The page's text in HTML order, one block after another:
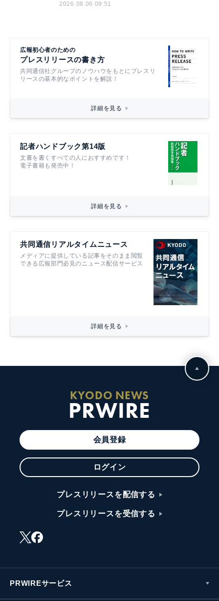
2026.08.06 09:51
広報初心者のための
プレスリリースの書き方
共同通信社グループのノウハウをもとにプレスリ
リースの基本的なポイントを解説！
詳細を見る
記者ハンドブック第14版
文書を書くすべての人におすすめです！
電子書籍も発売中！
詳細を見る
共同通信リアルタイムニュース
メディアに提供している記事をそのまま閲覧
できる広報部門必見のニュース配信サービス
詳細を見る
KYODO NEWS
PRWIRE
会員登録
ログイン
プレスリリースを配信する
プレスリリースを受信する
PRWIREサービス